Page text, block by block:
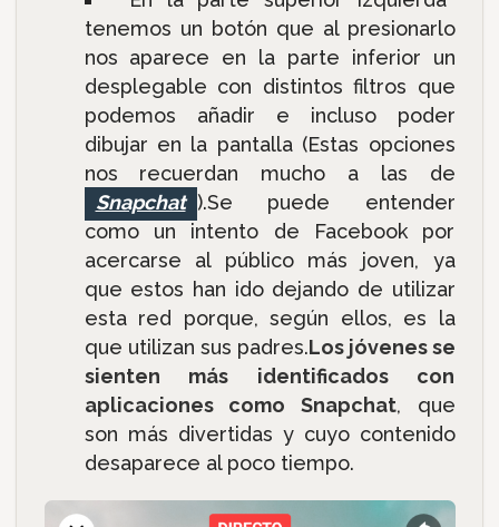
tenemos un botón que al presionarlo
nos aparece en la parte inferior un
desplegable con distintos filtros que
podemos añadir e incluso poder
dibujar en la pantalla (Estas opciones
nos recuerdan mucho a las de
Snapchat ).Se puede entender
como un intento de Facebook por
acercarse al público más joven, ya
que estos han ido dejando de utilizar
esta red porque, según ellos, es la
que utilizan sus padres.Los jóvenes se
sienten más identificados con
aplicaciones como Snapchat, que
son más divertidas y cuyo contenido
desaparece al poco tiempo.